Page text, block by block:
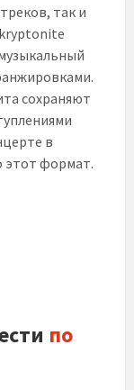
так и
сохраняют
в
этот формат.
по